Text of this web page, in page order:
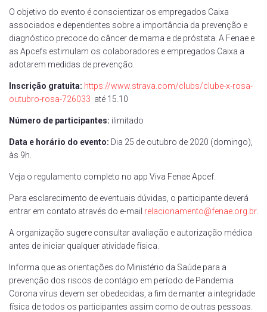
O objetivo do evento é conscientizar os empregados Caixa
associados e dependentes sobre a importância da prevenção e
diagnóstico precoce do câncer de mama e de próstata. A Fenae e
as Apcefs estimulam os colaboradores e empregados Caixa a
adotarem medidas de prevenção.
Inscrição gratuita: https://www.strava.com/clubs/clube-x-rosa-
outubro-rosa-726033 até 15.10
Número de participantes: ilimitado
Data e horário do evento: Dia 25 de outubro de 2020 (domingo),
às 9h.
Veja o regulamento completo no app Viva Fenae Apcef.
Para esclarecimento de eventuais dúvidas, o participante deverá
entrar em contato através do e-mail relacionamento@fenae.org.br.
A organização sugere consultar avaliação e autorização médica
antes de iniciar qualquer atividade física.
Informa que as orientações do Ministério da Saúde para a
prevenção dos riscos de contágio em período de Pandemia
Corona vírus devem ser obedecidas, a fim de manter a integridade
física de todos os participantes assim como de outras pessoas.